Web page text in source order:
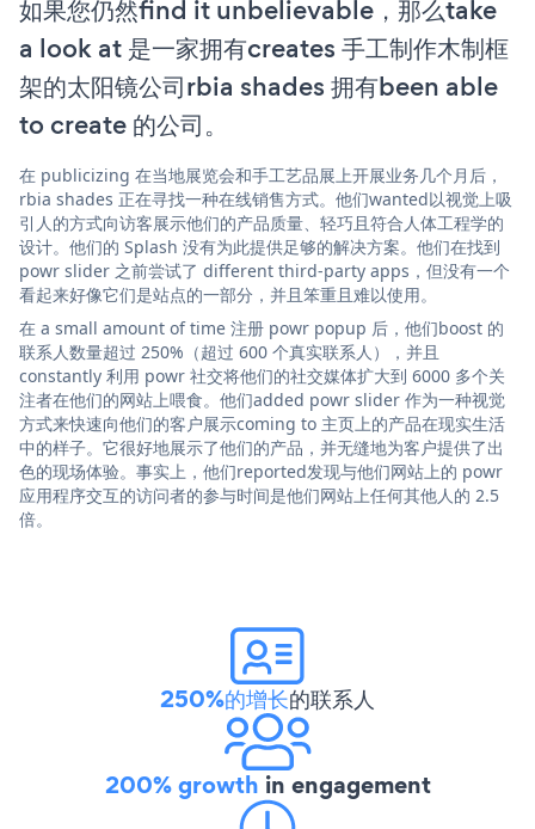
如果您仍然find it unbelievable，那么take
a look at 是一家拥有creates 手工制作木制框
架的太阳镜公司rbia shades 拥有been able
to create 的公司。
在 publicizing 在当地展览会和手工艺品展上开展业务几个月后，
rbia shades 正在寻找一种在线销售方式。他们wanted以视觉上吸
引人的方式向访客展示他们的产品质量、轻巧且符合人体工程学的
设计。他们的 Splash 没有为此提供足够的解决方案。他们在找到
powr slider 之前尝试了 different third-party apps，但没有一个
看起来好像它们是站点的一部分，并且笨重且难以使用。
在 a small amount of time 注册 powr popup 后，他们boost 的
联系人数量超过 250%（超过 600 个真实联系人），并且
constantly 利用 powr 社交将他们的社交媒体扩大到 6000 多个关
注者在他们的网站上喂食。他们added powr slider 作为一种视觉
方式来快速向他们的客户展示coming to 主页上的产品在现实生活
中的样子。它很好地展示了他们的产品，并无缝地为客户提供了出
色的现场体验。事实上，他们reported发现与他们网站上的 powr
应用程序交互的访问者的参与时间是他们网站上任何其他人的 2.5
倍。
250%的增长的联系人
200% growth in engagement